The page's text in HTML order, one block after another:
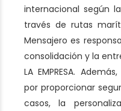
internacional según
través de rutas
Mensajero es
consolidación y la
LA EMPRESA.
por proporcionar
casos, la